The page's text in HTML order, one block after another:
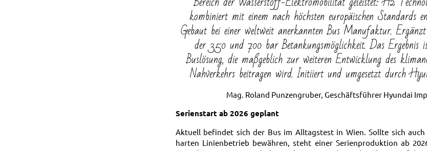
kombiniert mit einem nach höchsten europäischen Standards
Gebaut bei einer weltweit anerkannten Bus Manufaktur.
der 350 und 700 bar Betankungsmöglichkeit. Das Ergebnis
Buslösung, die maßgeblich zur weiteren Entwicklung des
Nahverkehrs beitragen wird. Initiiert und umgesetzt durch
Mag. Roland Punzengruber, Geschäftsführer Hyundai
Serienstart ab 2026 geplant
Aktuell befindet sich der Bus im Alltagstest in Wien. Sollte sich
harten Linienbetrieb bewähren, steht einer Serienproduktion ab